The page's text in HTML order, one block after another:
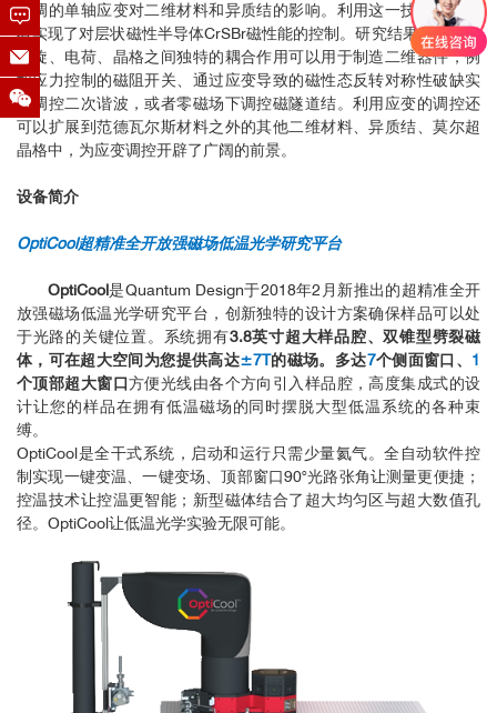
可调的单轴应变对二维材料和异质结的影响。利用这一技术，研究
者实现了对层状磁性半导体CrSBr磁性能的控制。研究结果表明利用
自旋、电荷、晶格之间独特的耦合作用可以用于制造二维器件，例
如应力控制的磁阻开关、通过应变导致的磁性态反转对称性破缺实
现调控二次谐波，或者零磁场下调控磁隧道结。利用应变的调控还
可以扩展到范德瓦尔斯材料之外的其他二维材料、异质结、莫尔超
晶格中，为应变调控开辟了广阔的前景。
设备简介
OptiCool超精准全开放强磁场低温光学研究平台
OptiCool是Quantum Design于2018年2月新推出的超精准全开
放强磁场低温光学研究平台，创新独特的设计方案确保样品可以处
于光路的关键位置。系统拥有3.8英寸超大样品腔、双锥型劈裂磁
体，可在超大空间为您提供高达±7T的磁场。多达7个侧面窗口、 1
个顶部超大窗口方便光线由各个方向引入样品腔，高度集成式的设
计让您的样品在拥有低温磁场的同时摆脱大型低温系统的各种束
缚。
OptiCool是全干式系统，启动和运行只需少量氦气。全自动软件控
制实现一键变温、一键变场、顶部窗口90°光路张角让测量更便捷；
控温技术让控温更智能；新型磁体结合了超大均匀区与超大数值孔
径。OptiCool让低温光学实验无限可能。